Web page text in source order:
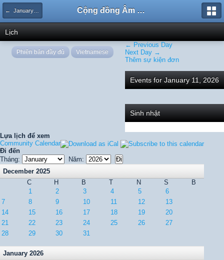
← January 2026 Cộng đồng Âm nhạc Sound Says
Lịch
← Previous Day
Next Day →
Thêm sự kiện đơn
Events for January 11, 2026
Sinh nhật
Lựa lịch để xem
Community Calendar
Đi đến
Tháng:
Năm:
December 2025
C
H B T N S
B
1
2 3 4 5
6
7
8 9 10 11 12
13
14
15 16 17 18 19
20
21
22 23 24 25 26
27
28
29 30 31
January 2026
Phiên bản đầy đủ Vietnamese